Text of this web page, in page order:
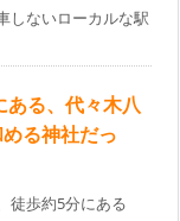
しないローカルな駅
ある、代々木八
る神社だっ
徒歩約5分にある